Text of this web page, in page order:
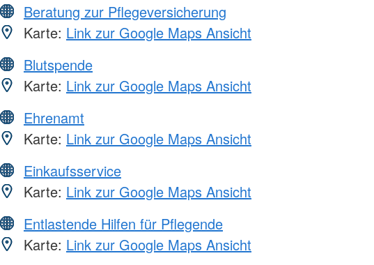
Beratung zur Pflegeversicherung
Karte: Link zur Google Maps Ansicht
Blutspende
Karte: Link zur Google Maps Ansicht
Ehrenamt
Karte: Link zur Google Maps Ansicht
Einkaufsservice
Karte: Link zur Google Maps Ansicht
Entlastende Hilfen für Pflegende
Karte: Link zur Google Maps Ansicht